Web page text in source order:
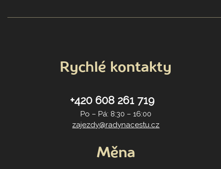
Rychlé kontakty
+420 608 261 719
Po – Pá: 8:30 – 16:00
zajezdy@radynacestu.cz
Měna